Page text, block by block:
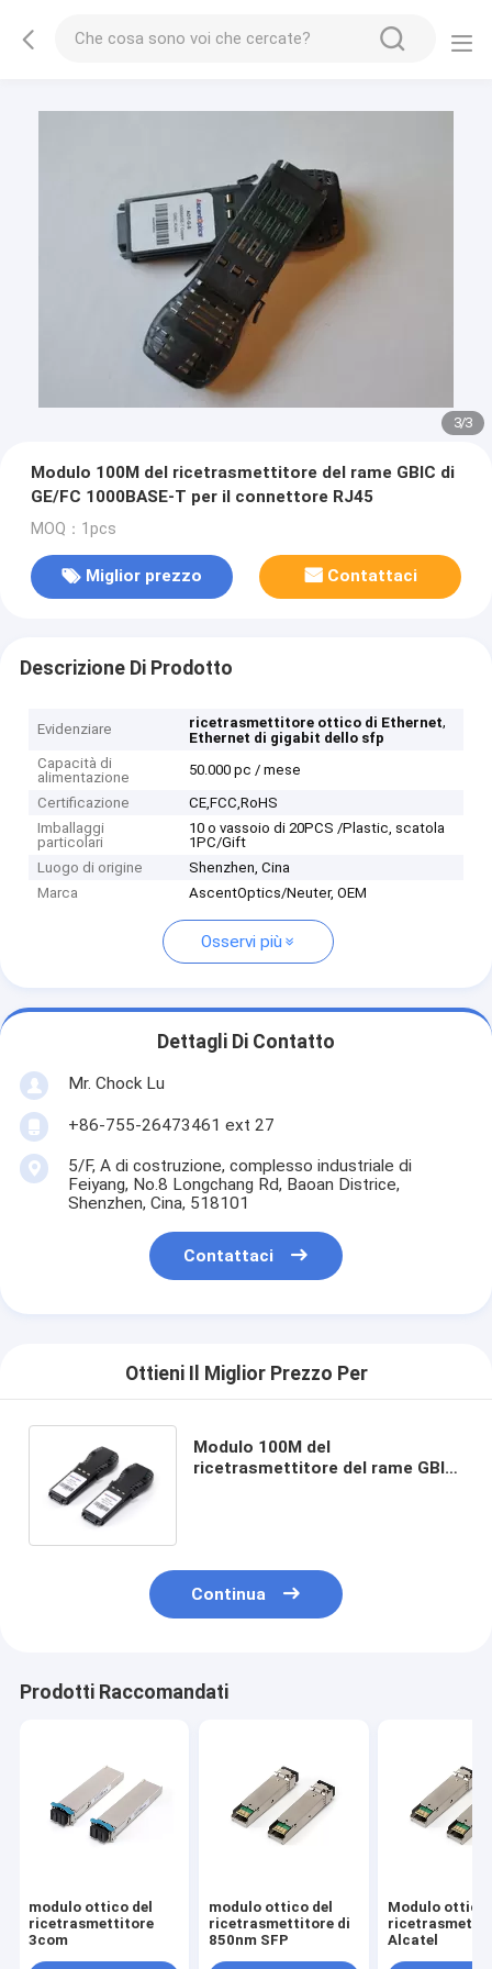
1/3
Modulo 100M del ricetrasmettitore del rame GBIC di
GE/FC 1000BASE-T per il connettore RJ45
MOQ：1pcs
Miglior prezzo Contattaci
Descrizione Di Prodotto
Evidenziare ricetrasmettitore ottico di Ethernet,
Ethernet di gigabit dello sfp
Capacità di
alimentazione
50.000 pc / mese
Certificazione
CE,FCC,RoHS
Imballaggi
particolari
10 o vassoio di 20PCS /Plastic, scatola
1PC/Gift
Luogo di origine
Shenzhen, Cina
Marca
AscentOptics/Neuter, OEM
Osservi più
Dettagli Di Contatto
Mr. Chock Lu
+86-755-26473461 ext 27
5/F, A di costruzione, complesso industriale di
Feiyang, No.8 Longchang Rd, Baoan Districe,
Shenzhen, Cina, 518101
Contattaci
Ottieni Il Miglior Prezzo Per
Modulo 100M del
ricetrasmettitore del rame GBIC
Continua
Prodotti Raccomandati
modulo ottico del
ricetrasmettitore
3com
modulo ottico del
ricetrasmettitore di
850nm SFP
Modulo ottico
Alcatel